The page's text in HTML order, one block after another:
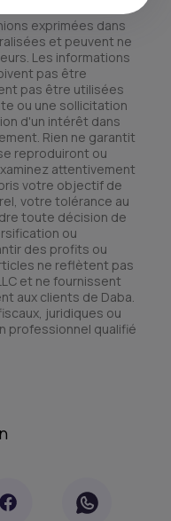
informatives et
exprimées dans
et peuvent ne
Les informations
pas être
pas être utilisées
ou une sollicitation
d'un intérêt dans
Rien ne garantit
reproduiront ou
attentivement
votre objectif de
votre tolérance au
toute décision de
ou
des profits ou
ne reflètent pas
et ne fournissent
aux clients de Daba.
juridiques ou
professionnel qualifié